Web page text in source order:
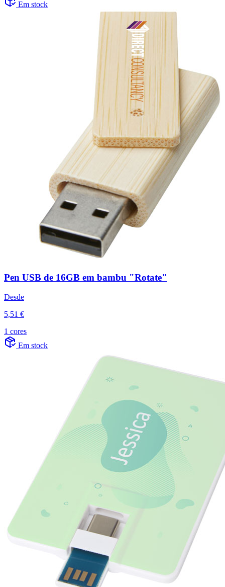
Em stock
Pen USB de 16GB em bambu "Rotate"
Desde
5,51 €
1 cores
Em stock